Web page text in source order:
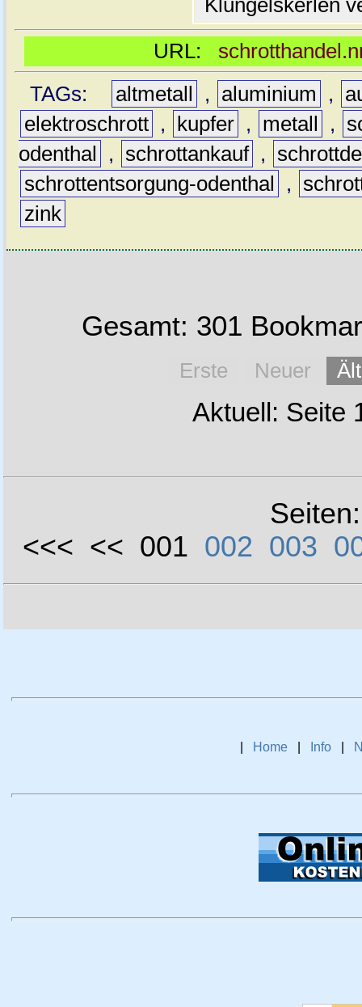
URL:
TAGs:
altmetall , aluminium ,
elektroschrott , kupfer , metall ,
odenthal
, schrottankauf ,
schrottentsorgung-odenthal
,
zink
Gesamt: 301
Erste Neuer
Aktuell: Seite
<<< << 001 002 003
Home Info